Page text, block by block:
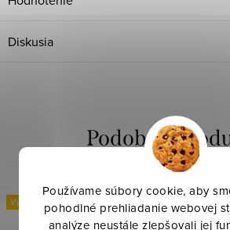
Používame súbory cookie, aby
pohodlné prehliadanie webovej
analýze neustále zlepšovali jej
Diskusia
Výpredaj Výpredaj